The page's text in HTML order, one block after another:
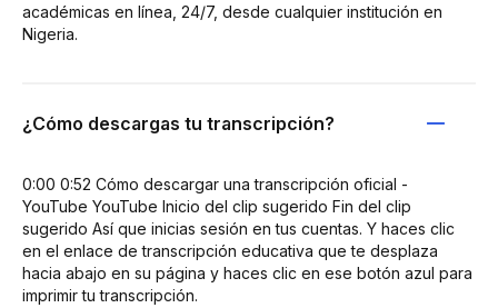
académicas en línea, 24/7, desde cualquier institución en
Nigeria.
¿Cómo descargas tu transcripción?
0:00 0:52 Cómo descargar una transcripción oficial -
YouTube YouTube Inicio del clip sugerido Fin del clip
sugerido Así que inicias sesión en tus cuentas. Y haces clic
en el enlace de transcripción educativa que te desplaza
hacia abajo en su página y haces clic en ese botón azul para
imprimir tu transcripción.